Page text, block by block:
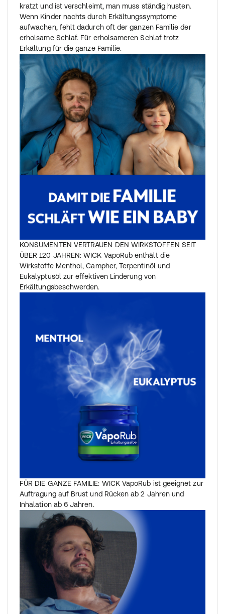
kratzt und ist verschleimt, man muss ständig husten.
Wenn Kinder nachts durch Erkältungssymptome
aufwachen, fehlt dadurch oft der ganzen Familie der
erholsame Schlaf. Für erholsameren Schlaf trotz
Erkältung für die ganze Familie.
KONSUMENTEN VERTRAUEN DEN WIRKSTOFFEN SEIT
ÜBER 120 JAHREN: WICK VapoRub enthält die
Wirkstoffe Menthol, Campher, Terpentinöl und
Eukalyptusöl zur effektiven Linderung von
Erkältungsbeschwerden.
FÜR DIE GANZE FAMILIE: WICK VapoRub ist geeignet zur
Auftragung auf Brust und Rücken ab 2 Jahren und
Inhalation ab 6 Jahren.